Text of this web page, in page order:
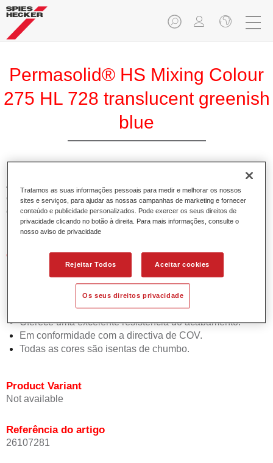
Permasolid® HS Mixing Colour
275 HL 728 translucent greenish
blue
A Base Pemasolid HS 275 torna possível misturar as cores
com o Permasolid HS Esmalte 275 de alta qualidade para
criar todas as cores lisas para a repintura de veículos de
passageiros.
Características do produto
Permite uma aplicação simples e rápida numa operação
de 1.5 demãos.
Promove tempos de secagem curtos.
Proporciona elevada opacidade.
Oferece uma excelente resistência do acabamento.
Em conformidade com a directiva de COV.
Todas as cores são isentas de chumbo.
Product Variant
Not available
Referência do artigo
26107281
Tratamos as suas informações pessoais para medir e melhorar os nossos
sites e serviços, para ajudar as nossas campanhas de marketing e fornecer
conteúdo e publicidade personalizados. Pode exercer os seus direitos de
privacidade clicando no botão à direita. Para mais informações, consulte o
nosso aviso de privacidade
Rejeitar Todos Aceitar cookies
Os seus direitos privacidade